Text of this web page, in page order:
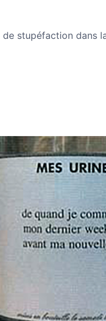
stupéfaction dans